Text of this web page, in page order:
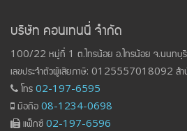
บริษัท คอนเทนนี่ จำกัด
100/22 หมู่ที่ 1 ต.ไทรน้อย อ.ไทรน้อย จ.นนท
เลขประจำตัวผู้เสียภาษี: 0125557018092 สำ
โทร 02-197-6595
มือถือ 08-1234-0698
แฟ็กซ์ 02-197-6596